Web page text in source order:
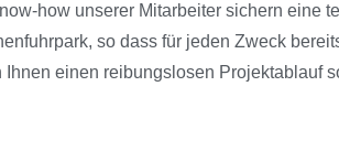
how unserer Mitarbeiter sichern eine
so dass für jeden Zweck
einen reibungslosen Projektablauf